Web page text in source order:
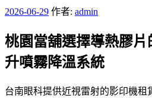
發
於
2026-06-29 作者: admin
桃園當舖選擇導熱膠
升噴霧降溫系統
台南眼科提供近視雷射的影印機租